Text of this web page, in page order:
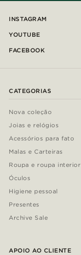
INSTAGRAM
YOUTUBE
FACEBOOK
CATEGORIAS
Nova coleção
Joias e relógios
Acessórios para fato
Malas e Carteiras
Roupa e roupa interior
Óculos
Higiene pessoal
Presentes
Archive Sale
APOIO AO CLIENTE